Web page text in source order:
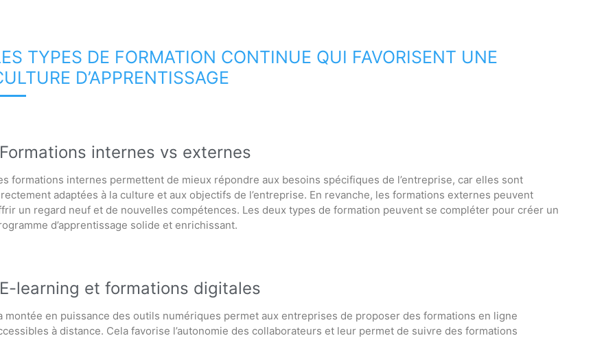
TYPES DE FORMATION CONTINUE QUI FAVORISENT UNE
D’APPRENTISSAGE
Formations internes vs externes
formations internes permettent de mieux répondre aux besoins spécifiques de l’entreprise, car elles sont
adaptées à la culture et aux objectifs de l’entreprise. En revanche, les formations externes peuvent
un regard neuf et de nouvelles compétences. Les deux types de formation peuvent se compléter pour créer un
d’apprentissage solide et enrichissant.
E-learning et formations digitales
montée en puissance des outils numériques permet aux entreprises de proposer des formations en ligne
à distance. Cela favorise l’autonomie des collaborateurs et leur permet de suivre des formations